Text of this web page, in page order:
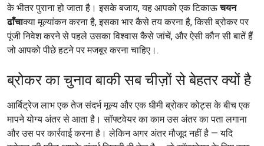
के भीतर पुराना हो जाता है। इसके बजाय, यह आपको एक टिकाऊचयन
ढाँचाक्या मूल्यांकन करना है, इसका भार कैसे तय करना है, किसी ब्रोकर पर
पूंजी निवेश करने से पहले उसका विश्वास कैसे जांचें, और ऐसी कौन सी बातें हैं
जो आपको पीछे हटने पर मजबूर करना चाहिए।.
ब्रोकर का चुनाव बाकी सब चीज़ों से बेहतर क्यों है
आर्बिट्रेज लाभ एक तेज संदर्भ मूल्य और एक धीमी ब्रोकर कोट्स के बीच एक
मापने योग्य अंतर से आता है। सॉफ्टवेयर का काम उस अंतर का पता लगाना
और उस पर कार्रवाई करना है। लेकिन अगर अंतर मौजूद नहीं है — यदि